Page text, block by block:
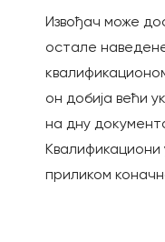
Извођач може
остале
он добија већи
на дну
приликом